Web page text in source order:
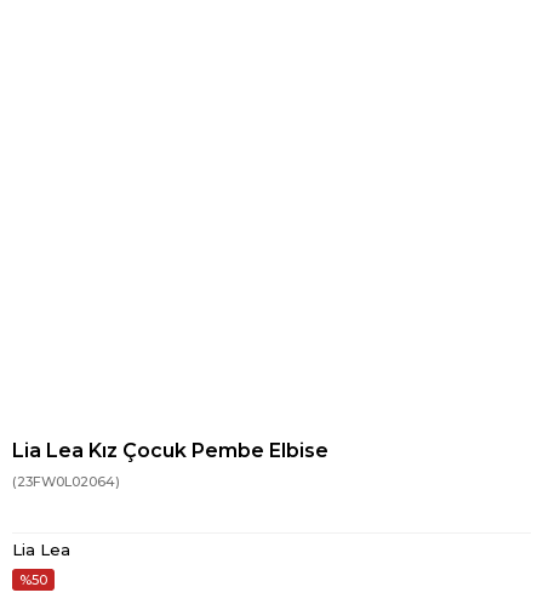
Lia Lea Kız Çocuk Pembe Elbise
(23FW0L02064)
Lia Lea
50